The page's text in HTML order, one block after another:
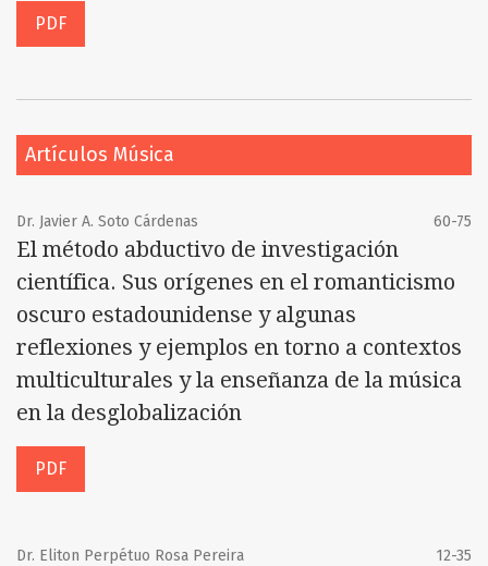
PDF
Artículos Música
Dr. Javier A. Soto Cárdenas 60-75
El método abductivo de investigación
científica. Sus orígenes en el romanticismo
oscuro estadounidense y algunas
reflexiones y ejemplos en torno a contextos
multiculturales y la enseñanza de la música
en la desglobalización
PDF
Dr. Eliton Perpétuo Rosa Pereira 12-35